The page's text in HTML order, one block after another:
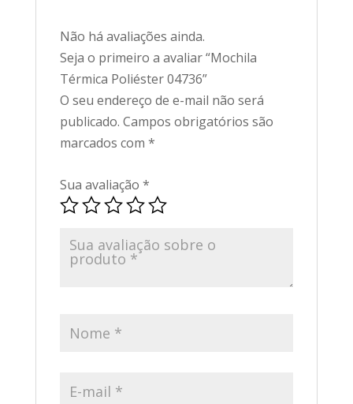
Não há avaliações ainda.
Seja o primeiro a avaliar “Mochila
Térmica Poliéster 04736”
O seu endereço de e-mail não será
publicado. Campos obrigatórios são
marcados com *
Sua avaliação *